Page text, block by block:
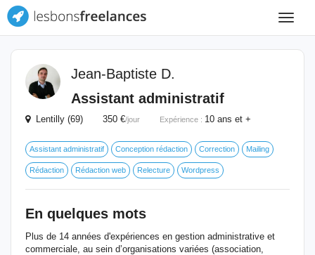
Toggle
Jean-Baptiste D.
Assistant administratif
Lentilly (69) 350 €/jour Expérience : 10 ans et +
Assistant administratif Conception rédaction Correction Mailing
Rédaction Rédaction web Relecture Wordpress
En quelques mots
Plus de 14 années d'expériences en gestion administrative et
commerciale, au sein d’organisations variées (association,